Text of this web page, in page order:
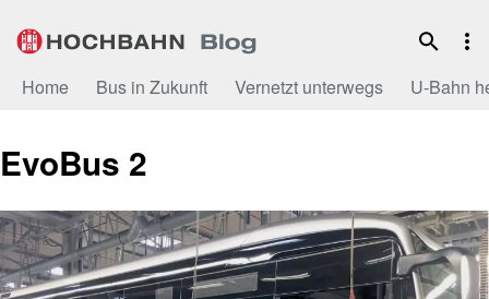
Inhalt
Home Bus in Zukunft Vernetzt unterwegs U-Bahn
EvoBus 2